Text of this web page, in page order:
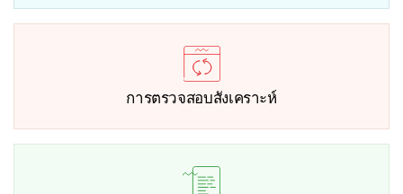
การตรวจสอบสังเคราะห์